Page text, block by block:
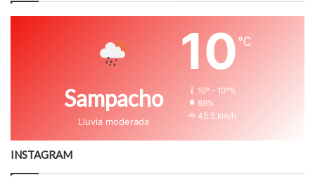
Sampacho
Lluvia moderada
10 ℃
10º - 10º%
89%
45.5 km/h
INSTAGRAM